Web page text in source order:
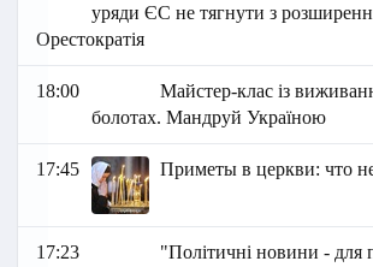
уряди ЄС не тягнути з
Орестократія
18:00
Майстер-клас із
болотах. Мандруй Україною
17:45 Приметы в церкви: что
17:23
"Політичні новини - для